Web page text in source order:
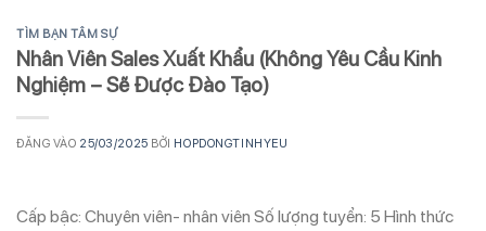
TÌM BẠN TÂM SỰ
Nhân Viên Sales Xuất Khẩu (Không Yêu Cầu Kinh
Nghiệm – Sẽ Được Đào Tạo)
ĐĂNG VÀO 25/03/2025 BỞI HOPDONGTINHYEU
Cấp bậc: Chuyên viên- nhân viên Số lượng tuyển: 5 Hình thức